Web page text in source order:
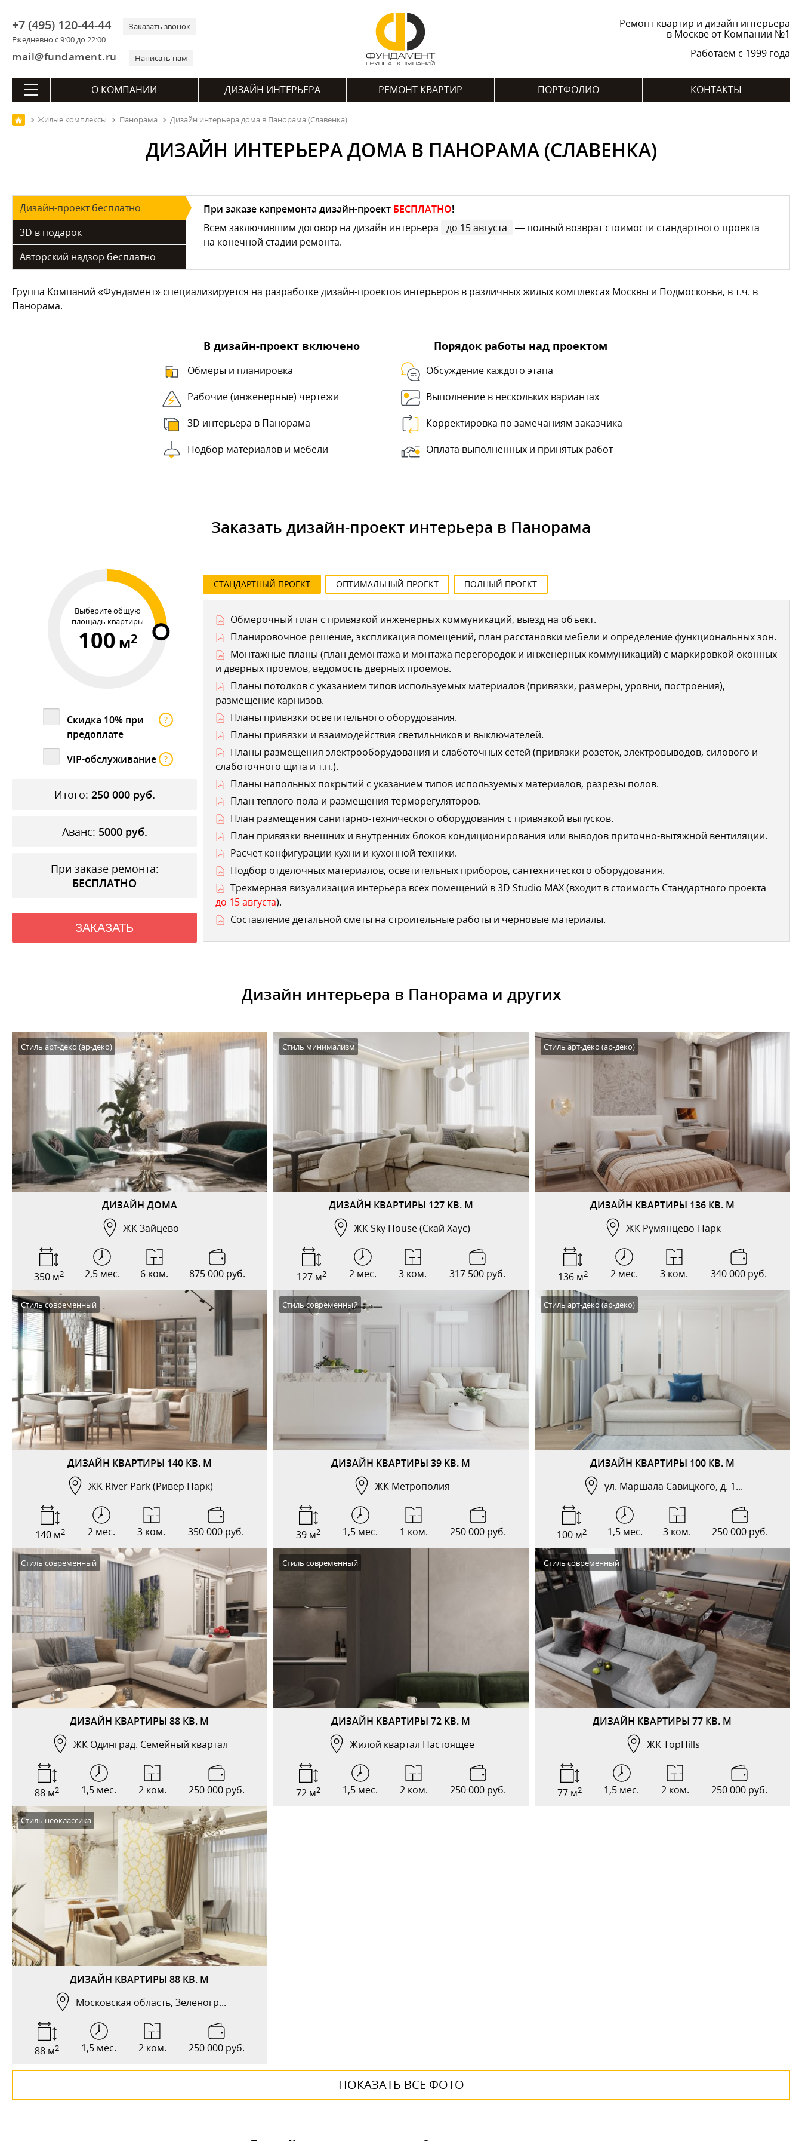
+7 (495) 120-44-44
Ежедневно с 9:00 до 22:00
Заказать звонок
mail@fundament.ru Написать нам
Ремонт квартир и дизайн интерьера
в Москве от Компании №1
Работаем с 1999 года
О КОМПАНИИ ДИЗАЙН ИНТЕРЬЕРА РЕМОНТ КВАРТИР ПОРТФОЛИО КОНТАКТЫ
Жилые комплексы Панорама Дизайн интерьера дома в Панорама (Славенка)
ДИЗАЙН ИНТЕРЬЕРА ДОМА В ПАНОРАМА (СЛАВЕНКА)
Дизайн-проект бесплатно
3D в подарок
Авторский надзор бесплатно
При заказе капремонта дизайн-проект БЕСПЛАТНО!
Всем заключившим договор на дизайн интерьера
до 15 августа
— полный возврат стоимости стандартного проекта
на конечной стадии ремонта.
Группа Компаний «Фундамент» специализируется на разработке дизайн-проектов интерьеров в различных жилых комплексах Москвы и Подмосковья, в т.ч. в
Панорама.
В дизайн-проект включено
Обмеры и планировка
Рабочие (инженерные) чертежи
3D интерьера в Панорама
Подбор материалов и мебели
Порядок работы над проектом
Обсуждение каждого этапа
Выполнение в нескольких вариантах
Корректировка по замечаниям заказчика
Оплата выполненных и принятых работ
Заказать дизайн-проект интерьера в Панорама
Выберите общую
площадь квартиры
100 м2
Скидка 10% при
предоплате
?
VIP-обслуживание ?
Итого: 250 000 руб.
Аванс: 5000 руб.
При заказе ремонта:
БЕСПЛАТНО
ЗАКАЗАТЬ
СТАНДАРТНЫЙ ПРОЕКТ ОПТИМАЛЬНЫЙ ПРОЕКТ ПОЛНЫЙ ПРОЕКТ
Обмерочный план с привязкой инженерных коммуникаций, выезд на объект.
Планировочное решение, экспликация помещений, план расстановки мебели и определение функциональных зон.
Монтажные планы (план демонтажа и монтажа перегородок и инженерных коммуникаций) с маркировкой оконных
и дверных проемов, ведомость дверных проемов.
Планы потолков с указанием типов используемых материалов (привязки, размеры, уровни, построения),
размещение карнизов.
Планы привязки осветительного оборудования.
Планы привязки и взаимодействия светильников и выключателей.
Планы размещения электрооборудования и слаботочных сетей (привязки розеток, электровыводов, силового и
слаботочного щита и т.п.).
Планы напольных покрытий с указанием типов используемых материалов, разрезы полов.
План теплого пола и размещения терморегуляторов.
План размещения санитарно-технического оборудования с привязкой выпусков.
План привязки внешних и внутренних блоков кондиционирования или выводов приточно-вытяжной вентиляции.
Расчет конфигурации кухни и кухонной техники.
Подбор отделочных материалов, осветительных приборов, сантехнического оборудования.
Трехмерная визуализация интерьера всех помещений в3D Studio MAX(входит в стоимость Стандартного проекта
до 15 августа).
Составление детальной сметы на строительные работы и черновые материалы.
Дизайн интерьера в Панорама и других
ДИЗАЙН ДОМА
ЖК Зайцево
Стиль арт-деко (ар-деко)
350 м2 2,5 мес. 6 ком. 875 000 руб.
ДИЗАЙН КВАРТИРЫ 127 КВ. М
ЖК Sky House (Скай Хаус)
Стиль минимализм
127 м2 2 мес. 3 ком. 317 500 руб.
ДИЗАЙН КВАРТИРЫ 136 КВ. М
ЖК Румянцево-Парк
Стиль арт-деко (ар-деко)
136 м2 2 мес. 3 ком. 340 000 руб.
ДИЗАЙН КВАРТИРЫ 140 КВ. М
ЖК River Park (Ривер Парк)
Стиль современный
140 м2 2 мес. 3 ком. 350 000 руб.
ДИЗАЙН КВАРТИРЫ 39 КВ. М
ЖК Метрополия
Стиль современный
39 м2 1,5 мес. 1 ком. 250 000 руб.
ДИЗАЙН КВАРТИРЫ 100 КВ. М
ул. Маршала Савицкого, д. 1...
Стиль арт-деко (ар-деко)
100 м2 1,5 мес. 3 ком. 250 000 руб.
ДИЗАЙН КВАРТИРЫ 88 КВ. М
ЖК Одинград. Семейный квартал
Стиль современный
88 м2 1,5 мес. 2 ком. 250 000 руб.
ДИЗАЙН КВАРТИРЫ 72 КВ. М
Жилой квартал Настоящее
Стиль современный
72 м2 1,5 мес. 2 ком. 250 000 руб.
ДИЗАЙН КВАРТИРЫ 77 КВ. М
ЖК TopHills
Стиль современный
77 м2 1,5 мес. 2 ком. 250 000 руб.
ДИЗАЙН КВАРТИРЫ 88 КВ. М
Московская область, Зеленогр...
Стиль неоклассика
88 м2 1,5 мес. 2 ком. 250 000 руб.
ПОКАЗАТЬ ВСЕ ФОТО